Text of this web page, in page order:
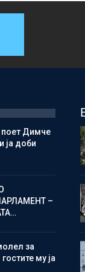
Димче
ја доби
–
за
му ја